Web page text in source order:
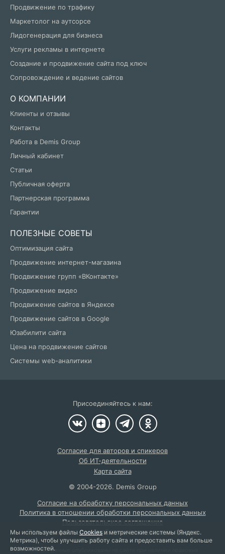
Продвижение по трафику
Маркетолог на аутсорсе
Лидогенерация для бизнеса
Услуги рекламы в интернете
Создание и продвижение сайта под ключ
Сопровождение и ведение сайтов
О КОМПАНИИ
Клиенты и отзывы
Контакты
Работа в Demis Group
Личный кабинет
Статьи
Публичная оферта
Партнерская программа
Гарантии
ПОЛЕЗНЫЕ СОВЕТЫ
Оптимизация сайта
Продвижение интернет-магазина
Продвижение групп «ВКонтакте»
Продвижение видео
Продвижение сайтов в Яндексе
Продвижение сайтов в Google
Юзабилити сайта
Цена на продвижение сайтов
Системы web-аналитики
Присоединяйтесь к нам:
© 2004-2026. Demis Group
Карта сайта
Об ИТ-деятельности
Согласие для авторов и спикеров
Согласие на обработку персональных данных
Политика в отношении обработки персональных данных
Пользовательское соглашение
Отзыв согласия на обработку персональных данных
Персональные данные опубликованы на сайте при наличии правовых
Мы используем файлы Cookies и метрические системы (Яндекс.
Метрика), чтобы улучшить работу сайта и предоставить вам больше
возможностей.